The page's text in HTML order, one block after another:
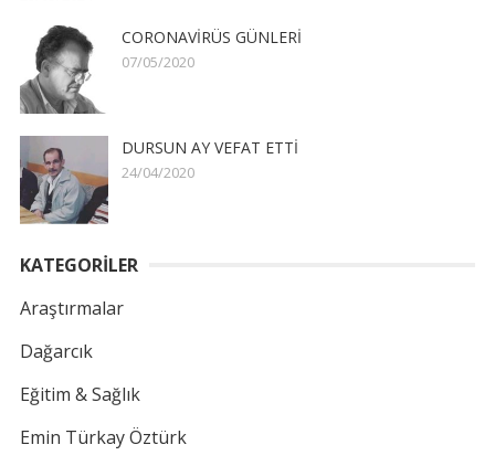
CORONAVİRÜS GÜNLERİ
07/05/2020
DURSUN AY VEFAT ETTİ
24/04/2020
KATEGORİLER
Araştırmalar
Dağarcık
Eğitim & Sağlık
Emin Türkay Öztürk